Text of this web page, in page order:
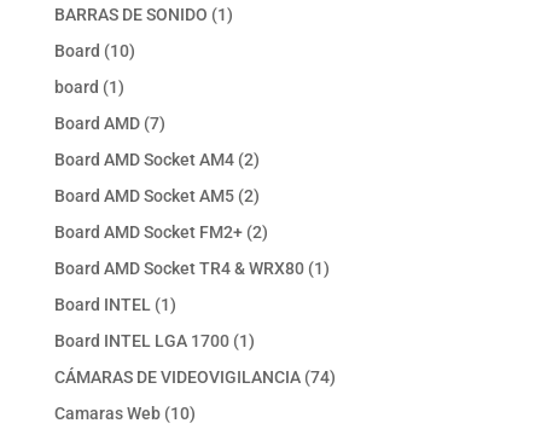
BARRAS DE SONIDO 11
Board 1010
board 11
producto
Board AMD 77
productos
Board AMD Socket AM4 22
productos
Board AMD Socket AM5 22
productos
Board AMD Socket FM2+ 22
productos
Board AMD Socket TR4 & WRX80 11
Board INTEL 11
producto
Board INTEL LGA 1700 11
producto
CÁMARAS DE VIDEOVIGILANCIA 7474
Camaras Web 1010